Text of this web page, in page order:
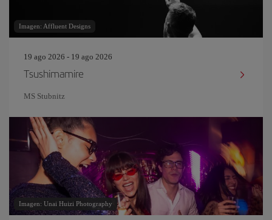
Imagen: Affluent Designs
19 ago 2026 - 19 ago 2026
Tsushimamire
MS Stubnitz
Imagen: Unai Huizi Photography